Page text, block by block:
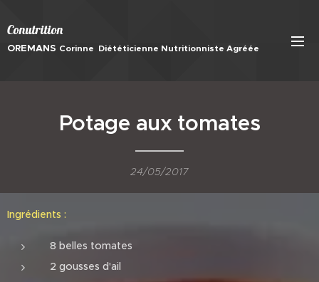
Conutrition
OREMANS Corinne Diététicienne Nutritionniste Agréée
Potage aux tomates
24/05/2017
Ingrédients :
8 belles tomates
2 gousses d'ail